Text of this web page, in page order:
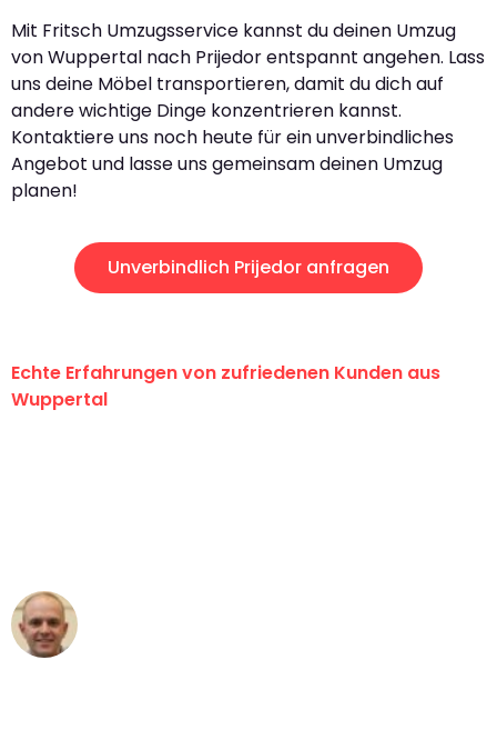
Mit Fritsch Umzugsservice kannst du deinen Umzug
von Wuppertal nach Prijedor entspannt angehen. Lass
uns deine Möbel transportieren, damit du dich auf
andere wichtige Dinge konzentrieren kannst.
Kontaktiere uns noch heute für ein unverbindliches
Angebot und lasse uns gemeinsam deinen Umzug
planen!
Unverbindlich Prijedor anfragen
Echte Erfahrungen von zufriedenen Kunden aus
Wuppertal